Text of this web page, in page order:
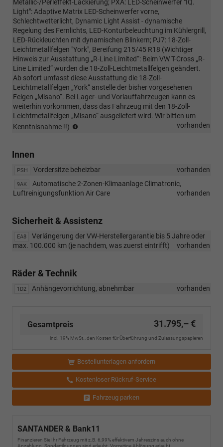
Metallic-/Perleffekt-Lackierung; PXA: LED-Scheinwerfer "IQ.
Light": Adaptive Matrix LED-Scheinwerfer vorne,
Schlechtwetterlicht, Dynamic Light Assist - dynamische
Regelung des Fernlichts, LED-Konturbeleuchtung im Kühlergrill,
LED-Rückleuchten mit dynamischen Blinkern; PJ7: 18-Zoll-
Leichtmetallfelgen "York", Bereifung 215/45 R18 (Wichtiger
Hinweis zur Ausstattung „R-Line Limited“: Beim VW T-Cross „R-
Line Limited“ wurden die 18-Zoll-Leichtmetallfelgen geändert.
Ab sofort umfasst diese Ausstattung die 18-Zoll-
Leichtmetallfelgen „York“ anstelle der bisher vorgesehenen
Felgen „Misano“. Bei Lager- und Vorlauffahrzeugen kann es
weiterhin vorkommen, dass das Fahrzeug mit den 18-Zoll-
Leichtmetallfelgen „Misano“ ausgeliefert wird. Wir bitten um
Kenntnisnahme !!)
Line
Limited“:
Beim
Cross
Line
Limited“
Zoll-
diese
Ausstattung
die
18-
Zoll-
Leichtmetallfelgen
„York“
bisher
vorgesehenen
vorhanden
Innen
PSH Vordersitze beheizbar vorhanden
9AK
Automatische 2-Zonen-Klimaanlage Climatronic,
Luftreinigungsfunktion Air Care
vorhanden
Sicherheit & Assistenz
EA8
Verlängerung der VW-Herstellergarantie bis 5 Jahre oder
max. 100.000 km (je nachdem, was zuerst eintrifft)
vorhanden
Räder & Technik
1D2 Anhängevorrichtung, abnehmbar vorhanden
Gesamtpreis 31.795,– €
incl. 19% MwSt., den Kosten für Überführung und Zulassungspapieren
Bestellunterlagen anfordern
Kostenloser Rückruf-Service
Fahrzeug parken
SANTANDER & Bank11
Finanzieren Sie Ihr Fahrzeug mit z.B. 6,99% effektivem Jahreszins auch ohne
Anzahlung. Sondertilgungen sind erlaubt. Vorzeitige Ablösung erlaubt.